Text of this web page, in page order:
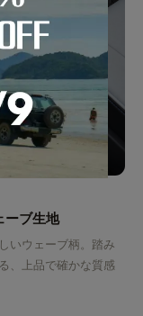
ーブ生地
いウェーブ柄。踏み
、上品で確かな質感